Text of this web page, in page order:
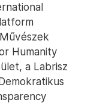
Humanity
a Labrisz